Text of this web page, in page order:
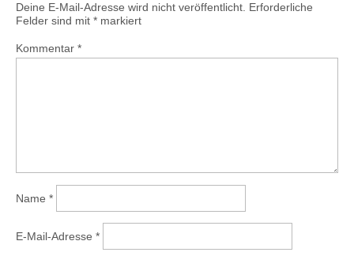
Deine E-Mail-Adresse wird nicht veröffentlicht. Erforderliche
Felder sind mit * markiert
Kommentar *
Name *
E-Mail-Adresse *